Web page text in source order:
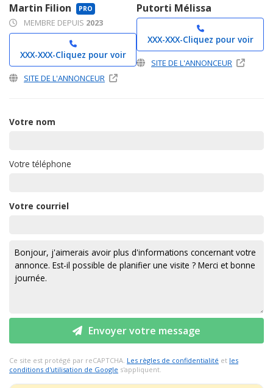
Martin Filion PRO
MEMBRE DEPUIS 2023
XXX-XXX-Cliquez pour voir
SITE DE L'ANNONCEUR
Putorti Mélissa
XXX-XXX-Cliquez pour voir
SITE DE L'ANNONCEUR
Votre nom
Votre téléphone
Votre courriel
Envoyer votre message
Ce site est protégé par reCAPTCHA. Les règles de confidentialité et les
conditions d'utilisation de Google s'appliquent.